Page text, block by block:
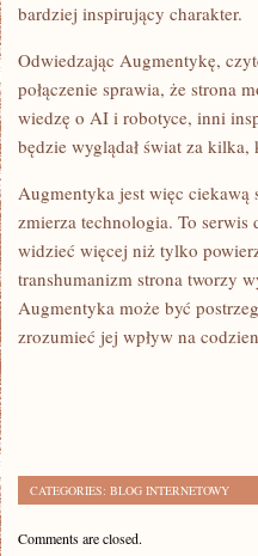
bardziej inspirujący charakter.
Odwiedzając Augmentykę,
połączenie sprawia, że strona
wiedzę o AI i robotyce, inni
będzie wyglądał świat za
Augmentyka jest więc
zmierza technologia. To
widzieć więcej niż tylko
transhumanizm strona tworzy
Augmentyka może być
zrozumieć jej wpływ na
CATEGORIES: BLOG INTERNETOWY
Comments are closed.